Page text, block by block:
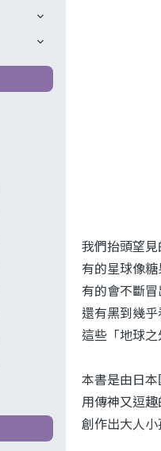
我們抬頭望
有的星球像
有的會不斷
還有黑到幾
這些「地球
本書是由日
用傳神又逗
創作出大人